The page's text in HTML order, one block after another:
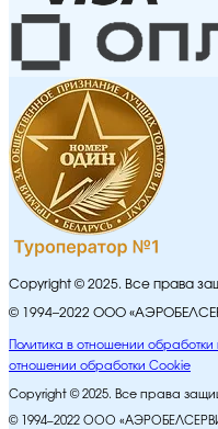
Copyright © 2025. Все права
© 1994–2022 ООО
Политика в отношении
отношении обработки Cookie
Copyright © 2025. Все права
© 1994–2022 ООО